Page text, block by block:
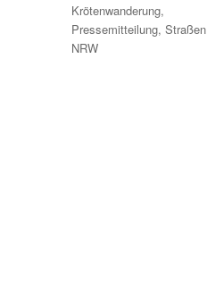
Schlagwörter
Krötenwanderung,
Pressemitteilung,Straßen
NRW